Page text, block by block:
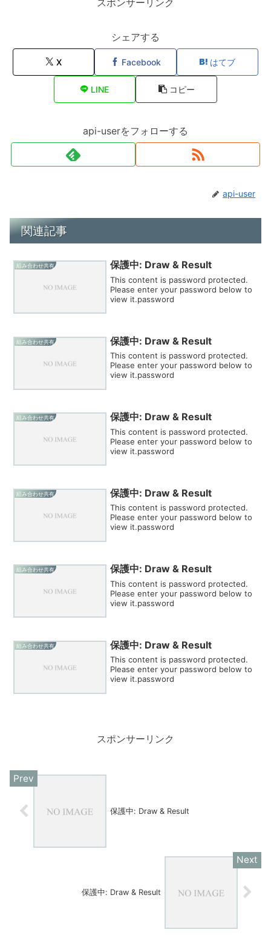
スポンサーリンク
シェアする
X Facebook はてブ
LINE コピー
api-userをフォローする
api-user
関連記事
組み合わせ共有 保護中: Draw & Result
This content is password protected.
Please enter your password below to
view it.password
組み合わせ共有 保護中: Draw & Result
This content is password protected.
Please enter your password below to
view it.password
組み合わせ共有 保護中: Draw & Result
This content is password protected.
Please enter your password below to
view it.password
組み合わせ共有 保護中: Draw & Result
This content is password protected.
Please enter your password below to
view it.password
組み合わせ共有 保護中: Draw & Result
This content is password protected.
Please enter your password below to
view it.password
組み合わせ共有 保護中: Draw & Result
This content is password protected.
Please enter your password below to
view it.password
スポンサーリンク
保護中: Draw & Result
保護中: Draw & Result